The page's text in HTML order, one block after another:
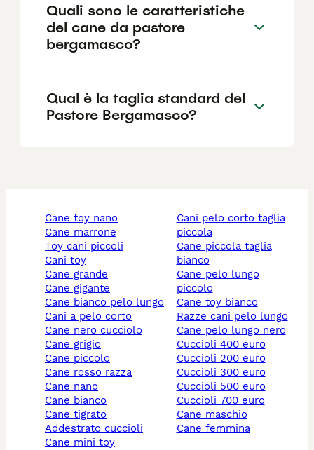
Quali sono le caratteristiche
del cane da pastore
bergamasco?
Qual è la taglia standard del
Pastore Bergamasco?
cane toy nano
cane marrone
toy cani piccoli
cani toy
cane grande
cane gigante
cane bianco pelo lungo
cani a pelo corto
cane nero cucciolo
cane grigio
cane piccolo
cane rosso razza
cane nano
cane bianco
cane tigrato
addestrato cuccioli
cane mini toy
cani pelo corto taglia
piccola
cane piccola taglia
bianco
cane pelo lungo
piccolo
cane toy bianco
razze cani pelo lungo
cane pelo lungo nero
cuccioli 400 euro
cuccioli 200 euro
cuccioli 300 euro
cuccioli 500 euro
cuccioli 700 euro
cane maschio
cane femmina